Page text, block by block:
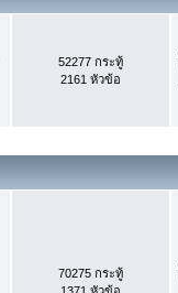
52277 กระทู้
2161 หัวข้อ
70275 กระทู้